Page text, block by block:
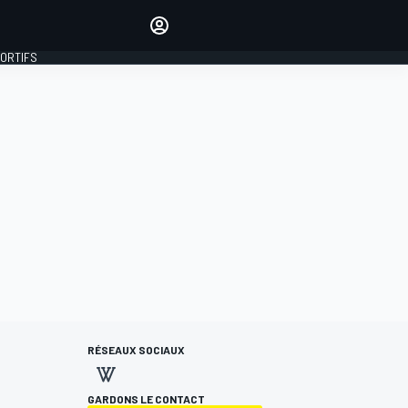
RÉSEAUX SOCIAUX
GARDONS LE CONTACT